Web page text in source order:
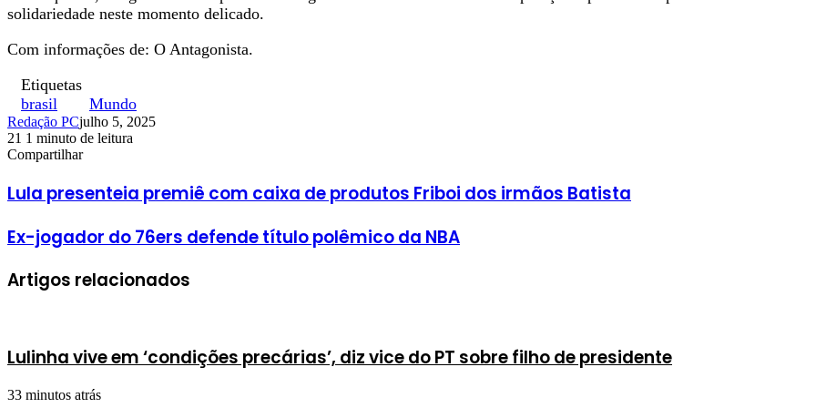
solidariedade neste momento delicado.
Com informações de: O Antagonista.
Etiquetas
brasil
Mundo
Redação PCjulho 5, 2025
21 1 minuto de leitura
Facebook
X
Linkedin
Pinterest
WhatsApp
Telegram
Compartilhar
Lula presenteia premiê com caixa de produtos Friboi dos irmãos Batista
Ex-jogador do 76ers defende título polêmico da NBA
Artigos relacionados
Lulinha vive em ‘condições precárias’, diz vice do PT sobre filho de presidente
33 minutos atrás